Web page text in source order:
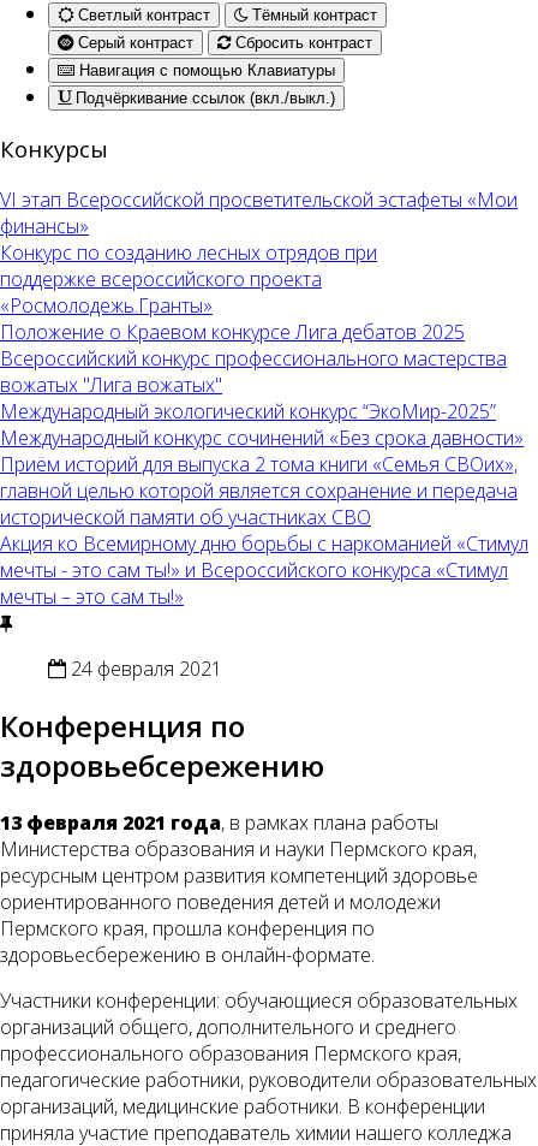
Светлый контраст
Тёмный контраст
Серый контраст
Сбросить контраст
Навигация с помощью Клавиатуры
Подчёркивание ссылок (вкл./выкл.)
Конкурсы
VI этап Всероссийской просветительской эстафеты «Мои
финансы»
Конкурс по созданию лесных отрядов при
поддержке всероссийского проекта
«Росмолодежь.Гранты»
Положение о Краевом конкурсе Лига дебатов 2025
Всероссийский конкурс профессионального мастерства
вожатых "Лига вожатых"
Международный экологический конкурс “ЭкоМир-2025”
Международный конкурс сочинений «Без срока давности»
Приём историй для выпуска 2 тома книги «Семья СВОих»,
главной целью которой является сохранение и передача
исторической памяти об участниках СВО
Акция ко Всемирному дню борьбы с наркоманией «Стимул
мечты - это сам ты!» и Всероссийского конкурса «Стимул
мечты – это сам ты!»
24 февраля 2021
Конференция по
здоровьебсережению
13 февраля 2021 года, в рамках плана работы
Министерства образования и науки Пермского края,
ресурсным центром развития компетенций здоровье
ориентированного поведения детей и молодежи
Пермского края, прошла конференция по
здоровьесбережению в онлайн-формате.
Участники конференции: обучающиеся образовательных
организаций общего, дополнительного и среднего
профессионального образования Пермского края,
педагогические работники, руководители образовательных
организаций, медицинские работники. В конференции
приняла участие преподаватель химии нашего колледжа